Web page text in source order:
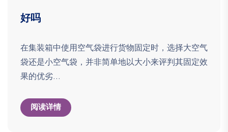
好吗
在集装箱中使用空气袋进行货物固定时，选择大空气
袋还是小空气袋，并非简单地以大小来评判其固定效
果的优劣...
阅读详情